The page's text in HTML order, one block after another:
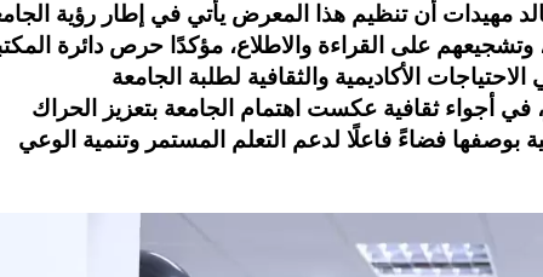
مهيدات أن تنظيم هذا المعرض يأتي في إطار رؤية
وتشجيعهم على القراءة والاطلاع، مؤكدًا حرص دائرة
في أجواء ثقافية عكست اهتمام الجامعة بتعزيز الحراك
بوصفها فضاءً فاعلًا لدعم التعلم المستمر وتنمية الوعي